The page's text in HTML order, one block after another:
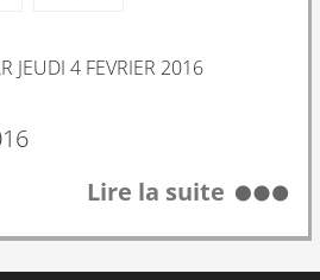
JEUDI 4 FEVRIER 2016
Lire la suite